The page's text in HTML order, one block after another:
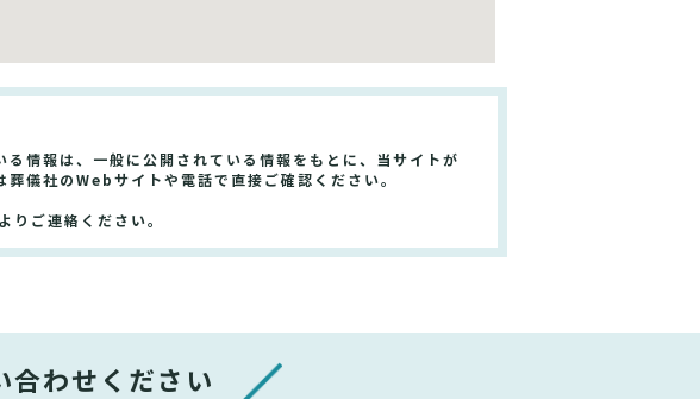
情報は、一般に公開されている情報をもとに、当サイトが
儀社のWebサイトや電話で直接ご確認ください。
よりご連絡ください。
合わせください